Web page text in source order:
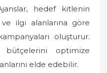
hedef kitlenin
ilgi alanlarına göre
oluşturur.
optimize
elde edebilir.